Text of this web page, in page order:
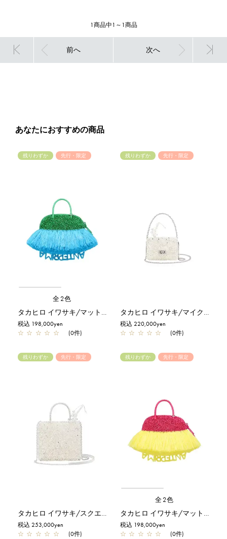
1商品中1～1商品
前へ 次へ
あなたにおすすめの商品
残りわずか 先行・限定
全2色
タカヒロ イワサキ/マットグリーン【一部店舗先行販売商品】
税込 198,000yen
☆ ☆ ☆ ☆ ☆ (0件)
残りわずか 先行・限定
タカヒロ イワサキ/マイクロバッグ/ピュアシルバー【一部店舗先行販売商品】
税込 220,000yen
☆ ☆ ☆ ☆ ☆ (0件)
残りわずか 先行・限定
タカヒロ イワサキ/スクエア スモール/ピュアシルバー【一部店舗先行販売商品】
税込 253,000yen
☆ ☆ ☆ ☆ ☆ (0件)
残りわずか 先行・限定
全2色
タカヒロ イワサキ/マットマゼンタ【一部店舗先行販売商品】
税込 198,000yen
☆ ☆ ☆ ☆ ☆ (0件)